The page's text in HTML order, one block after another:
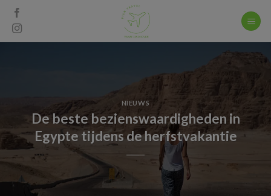
Skip
content
NIEUWS
De beste bezienswaardigheden in
Egypte tijdens de herfstvakantie